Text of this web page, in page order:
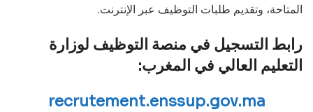
المتاحة، وتقديم طلبات التوظيف عبر الإنترنت.
رابط التسجيل في منصة التوظيف لوزارة
التعليم العالي في المغرب:
recrutement.enssup.gov.ma